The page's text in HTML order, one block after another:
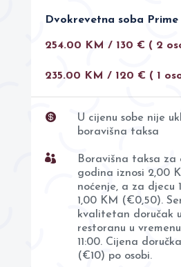
Dvokrevetna soba Prime
254.00 KM / 130 € ( 2
235.00 KM / 120 € ( 1

U cijenu sobe nije
boravišna taksa

Boravišna taksa za
godina iznosi 2,00
noćenje, a za djecu
1,00 KM (€0,50).
kvalitetan doručak
restoranu u
11:00. Cijena
(€10) po osobi.